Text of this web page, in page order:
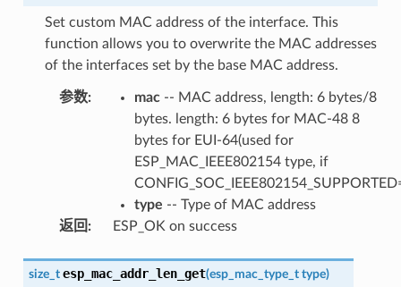
Set custom MAC address of the interface. This
function allows you to overwrite the MAC addresses
of the interfaces set by the base MAC address.
参数: mac-- MAC address, length: 6 bytes/8
bytes. length: 6 bytes for MAC-48 8
bytes for EUI-64(used for
ESP_MAC_IEEE802154 type, if
type -- Type of MAC address
返回 : ESP_OK on success
size_t esp_mac_addr_len_get(esp_mac_type_t type)